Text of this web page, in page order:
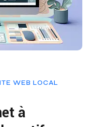
WEB LOCAL
à